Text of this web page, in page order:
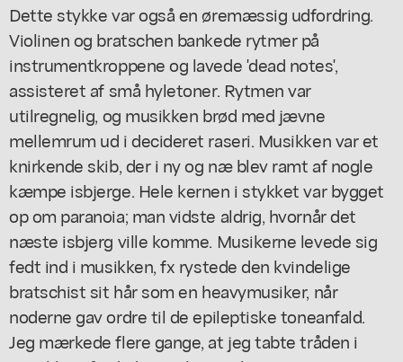
Dette stykke var også en øremæssig udfordring.
Violinen og bratschen bankede rytmer på
instrumentkroppene og lavede 'dead notes',
assisteret af små hyletoner. Rytmen var
utilregnelig, og musikken brød med jævne
mellemrum ud i decideret raseri. Musikken var et
knirkende skib, der i ny og næ blev ramt af nogle
kæmpe isbjerge. Hele kernen i stykket var bygget
op om paranoia; man vidste aldrig, hvornår det
næste isbjerg ville komme. Musikerne levede sig
fedt ind i musikken, fx rystede den kvindelige
bratschist sit hår som en heavymusiker, når
noderne gav ordre til de epileptiske toneanfald.
Jeg mærkede flere gange, at jeg tabte tråden i